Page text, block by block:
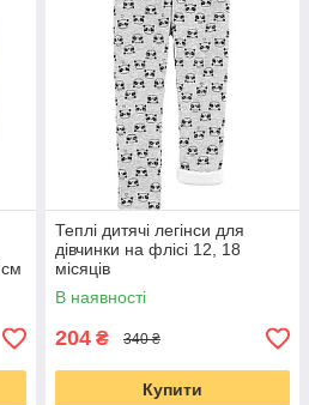
см
Теплі дитячі легінси для
дівчинки на флісі 12, 18
місяців
В наявності
204 ₴ 340 ₴
Купити